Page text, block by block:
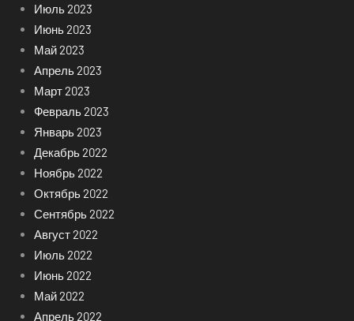
Июль 2023
Июнь 2023
Май 2023
Апрель 2023
Март 2023
Февраль 2023
Январь 2023
Декабрь 2022
Ноябрь 2022
Октябрь 2022
Сентябрь 2022
Август 2022
Июль 2022
Июнь 2022
Май 2022
Апрель 2022